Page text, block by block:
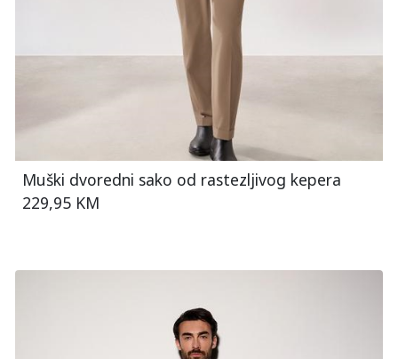
Muški dvoredni sako od rastezljivog kepera
229,95 KM